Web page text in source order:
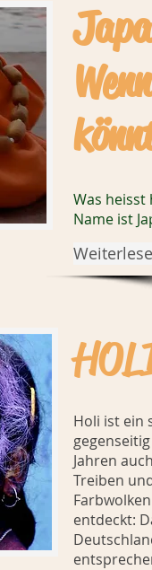
Was
Name ist
Holi ist ein
Jahren
Treiben
entdeckt: